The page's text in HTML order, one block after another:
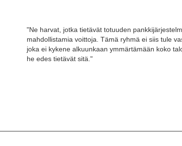
"Ne harvat, jotka tietävät totuuden
mahdollistamia voittoja. Tämä ryhmä ei siis tule
joka ei kykene alkuunkaan ymmärtämään koko
he edes tietävät sitä."